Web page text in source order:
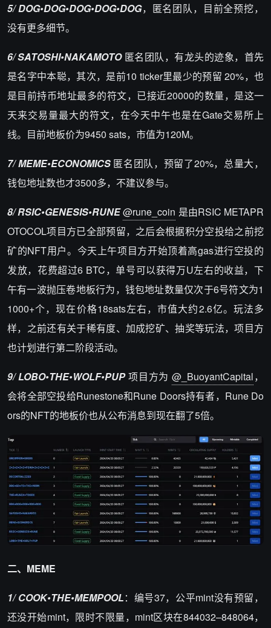
5/ DOG•DOG•DOG•DOG•DOG，匿名团队，目前全预挖，
没有更多细节。
6/ SATOSHI•NAKAMOTO 匿名团队，有龙头的迹象，首先
是名字中本聪，其次，是前10 ticker里最少的预留 20%，也
是目前持币地址最多的符文，已接近20000的数量，是这一
天来交易量最大的符文，在今天中午也是在Gate交易所上
线。目前地板价为9450 sats，市值为120M。
7/ MEME•ECONOMICS匿名团队，预留了20%，总量大，
钱包地址数也才3500多，不建议参与。
8/ RSIC•GENESIS•RUNE@rune_coin 是由RSIC METAPR
OTOCOL项目方已全部预留，之后会根据积分空投给之前挖
矿的NFT用户。今天上午项目方开始顶着高gas进行空投的
发放，花费超过6 BTC，单号可以获得万U左右的收益，下
午有一波抛压卷地板行为，钱包地址数量仅次于6号符文为1
1000+个，现在价格18sats左右，市值大约2.6亿。玩法多
样，之前还有关于稀有度、加成挖矿、抽奖等玩法，项目方
也计划进行第二阶段活动。
9/ LOBO•THE•WOLF•PUP项目方为@_BuoyantCapital，
会将全部空投给Runestone和Rune Doors持有者，Rune Do
ors的NFT的地板价也从公布消息到现在翻了5倍。
二、MEME
1/ COOK•THE•MEMPOOL：编号37，公平mint没有预留，
还没开始mint，限时不限量，mint区块在844032–848064，